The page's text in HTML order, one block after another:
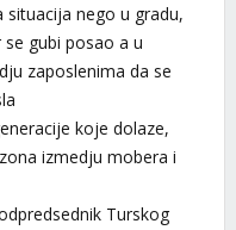
nego u gradu,
gubi posao a u
zaposlenima da se
koje dolaze,
izmedju mobera i
Turskog